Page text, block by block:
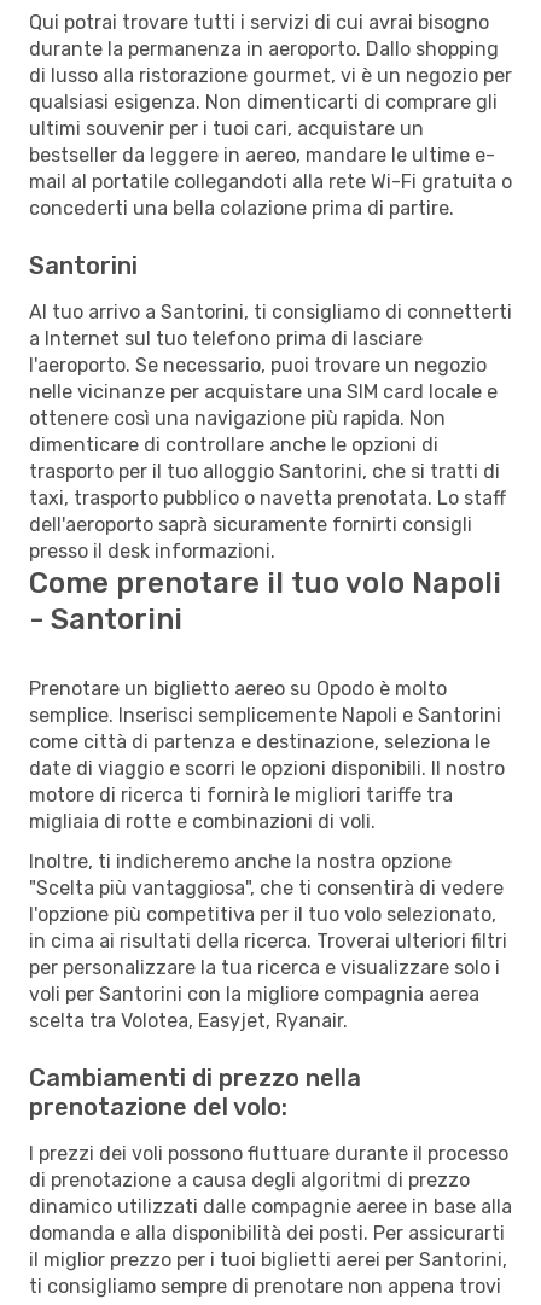
Qui potrai trovare tutti i servizi di cui avrai bisogno
durante la permanenza in aeroporto. Dallo shopping
di lusso alla ristorazione gourmet, vi è un negozio per
qualsiasi esigenza. Non dimenticarti di comprare gli
ultimi souvenir per i tuoi cari, acquistare un
bestseller da leggere in aereo, mandare le ultime e-
mail al portatile collegandoti alla rete Wi-Fi gratuita o
concederti una bella colazione prima di partire.
Santorini
Al tuo arrivo a Santorini, ti consigliamo di connetterti
a Internet sul tuo telefono prima di lasciare
l'aeroporto. Se necessario, puoi trovare un negozio
nelle vicinanze per acquistare una SIM card locale e
ottenere così una navigazione più rapida. Non
dimenticare di controllare anche le opzioni di
trasporto per il tuo alloggio Santorini, che si tratti di
taxi, trasporto pubblico o navetta prenotata. Lo staff
dell'aeroporto saprà sicuramente fornirti consigli
presso il desk informazioni.
Come prenotare il tuo volo Napoli
- Santorini
Prenotare un biglietto aereo su Opodo è molto
semplice. Inserisci semplicemente Napoli e Santorini
come città di partenza e destinazione, seleziona le
date di viaggio e scorri le opzioni disponibili. Il nostro
motore di ricerca ti fornirà le migliori tariffe tra
migliaia di rotte e combinazioni di voli.
Inoltre, ti indicheremo anche la nostra opzione
"Scelta più vantaggiosa", che ti consentirà di vedere
l'opzione più competitiva per il tuo volo selezionato,
in cima ai risultati della ricerca. Troverai ulteriori filtri
per personalizzare la tua ricerca e visualizzare solo i
voli per Santorini con la migliore compagnia aerea
scelta tra Volotea, Easyjet, Ryanair.
Cambiamenti di prezzo nella
prenotazione del volo:
I prezzi dei voli possono fluttuare durante il processo
di prenotazione a causa degli algoritmi di prezzo
dinamico utilizzati dalle compagnie aeree in base alla
domanda e alla disponibilità dei posti. Per assicurarti
il miglior prezzo per i tuoi biglietti aerei per Santorini,
ti consigliamo sempre di prenotare non appena trovi